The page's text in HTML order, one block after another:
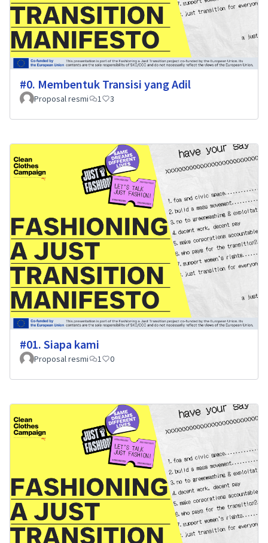
#0. Membentuk Transisi yang Adil
Proposal resmi 1 3
#01. Siapa kami
Proposal resmi 1 0